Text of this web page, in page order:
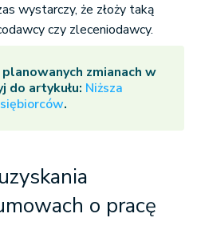
wystarczy, że złoży taką
czy zleceniodawcy.
zmianach w
do artykułu: Niższa
.
o pracę